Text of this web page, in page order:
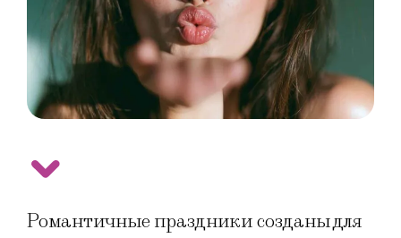
Романтичные праздники созданы для